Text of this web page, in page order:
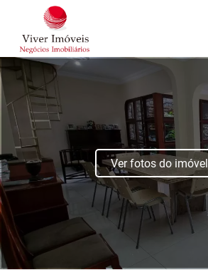
Ver fotos do imóvel